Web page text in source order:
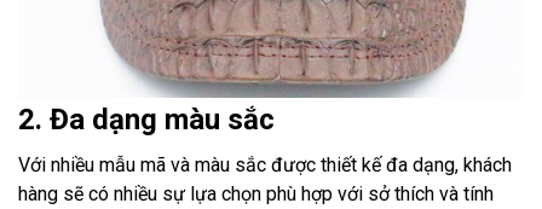
2. Đa dạng màu sắc
Với nhiều mẫu mã và màu sắc được thiết kế đa dạng, khách
hàng sẽ có nhiều sự lựa chọn phù hợp với sở thích và tính